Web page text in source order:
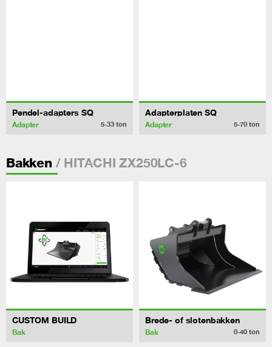
Pendel-adapters SQ
Adapter 5-33 ton
Adapterplaten SQ
Adapter 5-70 ton
Bakken / HITACHI ZX250LC-6
CUSTOM BUILD
Bak
Brede- of slotenbakken
Bak 0-40 ton